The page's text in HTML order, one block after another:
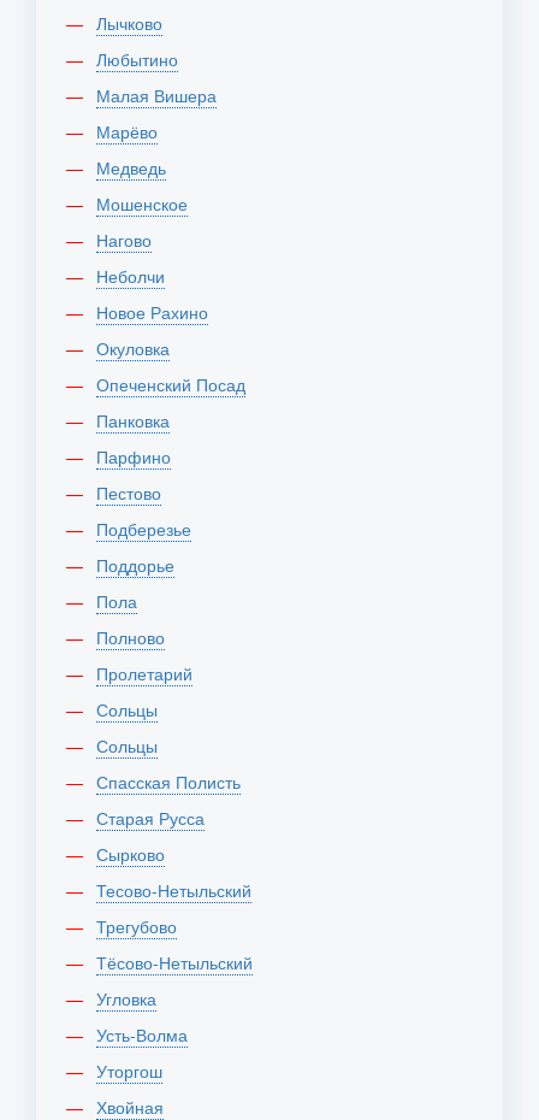
Лычково
Любытино
Малая Вишера
Марёво
Медведь
Мошенское
Нагово
Неболчи
Новое Рахино
Окуловка
Опеченский Посад
Панковка
Парфино
Пестово
Подберезье
Поддорье
Пола
Полново
Пролетарий
Сольцы
Сольцы
Спасская Полисть
Старая Русса
Сырково
Тесово-Нетыльский
Трегубово
Тёсово-Нетыльский
Угловка
Усть-Волма
Уторгош
Хвойная